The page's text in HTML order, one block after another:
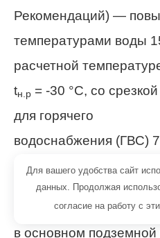
Рекомендаций) —
температурами воды
расчетной
tн.р = -30 °С, со
для горячего
водоснабжения (ГВС)
2.1.2 Тепловая
сеть двухтрубная
в основном подземной
Для вашего удобства сайт
данных. Продолжая
согласие на работу с